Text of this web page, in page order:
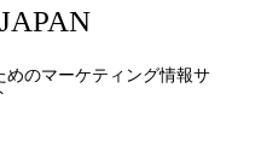
のマーケティング情報サ